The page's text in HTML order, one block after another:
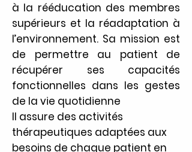
à la rééducation des membres
supérieurs et la réadaptation à
l’environnement. Sa mission est
de permettre au patient de
récupérer ses capacités
fonctionnelles dans les gestes
de la vie quotidienne
Il assure des activités
thérapeutiques adaptées aux
besoins de chaque patient en